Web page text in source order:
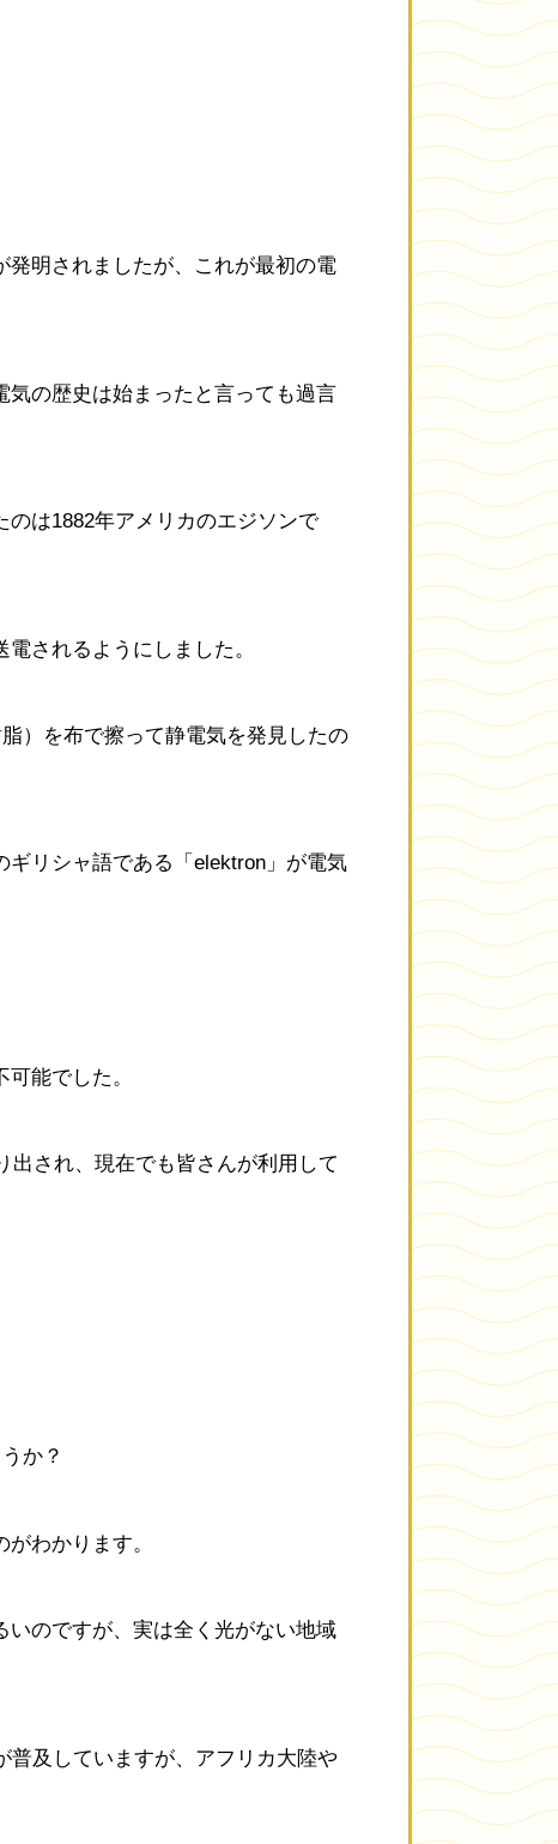
発明されましたが、これが最初の電
の歴史は始まったと言っても過言
は1882年アメリカのエジソンで
されるようにしました。
）を布で擦って静電気を発見したの
リシャ語である「elektron」が電気
能でした。
出され、現在でも皆さんが利用して
か？
わかります。
のですが、実は全く光がない地域
普及していますが、アフリカ大陸や